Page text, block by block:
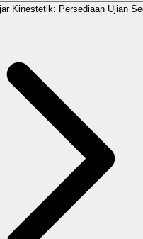
Kinestetik: Persediaan Ujian